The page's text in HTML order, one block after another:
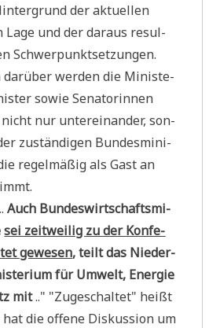
der aktu­el­len
und der dar­aus resul­
Schwer­punkt­set­zun­gen.
dar­über wer­den die Mini­ste­
sowie Sena­to­rin­nen
nicht nur unter­ein­an­der, son­
zustän­di­gen Bun­des­mi­ni­
regel­mä­ßig als Gast an
Auch Bun­des­wirt­schafts­mi­
sei zeit­wei­lig zu der Kon­fe­
gewe­sen, teilt das Nie­der­
für Umwelt, Ener­gie
mit.." "Zuge­schal­tet" heißt
hat die offe­ne Dis­kus­si­on um